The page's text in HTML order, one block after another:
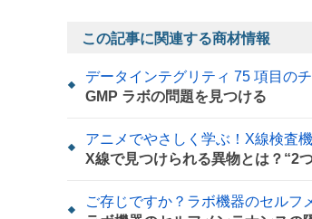
この記事に関連する商材情報
データインテグリティ 75 項目の
GMP ラボの問題を見つける
アニメでやさしく学ぶ！X線検査
X線で見つけられる異物とは？“2
ご存じですか？ラボ機器のセルフ